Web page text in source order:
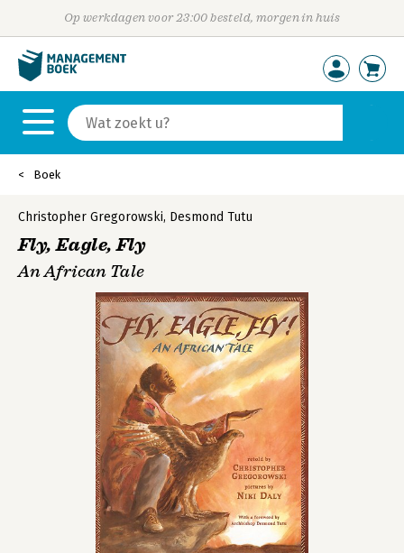
Op werkdagen voor 23:00 besteld, morgen in huis
Boek
Christopher Gregorowski, Desmond Tutu
Fly, Eagle, Fly
An African Tale